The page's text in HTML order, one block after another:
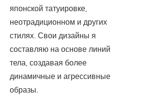
японской татуировке,
неотрадиционном и других
стилях. Свои дизайны я
составляю на основе линий
тела, создавая более
динамичные и агрессивные
образы.